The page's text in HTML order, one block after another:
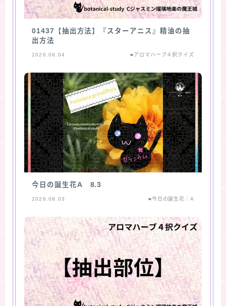
01437【抽出方法】『スターアニス』精油の抽
出方法
2026.08.04 ■アロマハーブ４択クイズ
今日の誕生花A 8.3
2026.08.03 ■今日の誕生花：A